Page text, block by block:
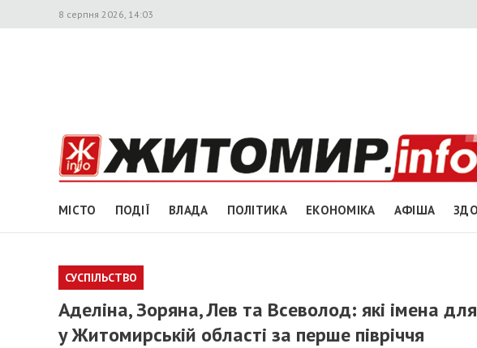
8 серпня 2026, 14:03
МІСТО ПОДІЇ ВЛАДА ПОЛІТИКА ЕКОНОМІКА АФІША
СУСПІЛЬСТВО
Аделіна, Зоряна, Лев та Всеволод: які імена
у Житомирській області за перше півріччя